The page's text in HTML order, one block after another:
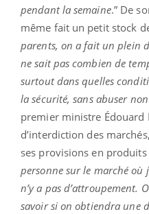
pendant la semaine.” De
même fait un petit stock
parents, on a fait un plein
ne sait pas combien de
surtout dans quelles
la sécurité, sans abuser
premier ministre
d’interdiction des
ses provisions en produits
personne sur le marché où
n’y a pas d’attroupement.
savoir si on obtiendra une